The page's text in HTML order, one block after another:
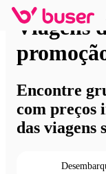
Viagens
Encontre
com preços
das viagens